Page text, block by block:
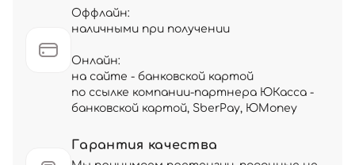
Оффлайн:
наличными при получении
Онлайн:
на сайте - банковской картой
по ссылке компании-партнера ЮКасса -
банковской картой, SberPay, ЮMoney
Гарантия качества